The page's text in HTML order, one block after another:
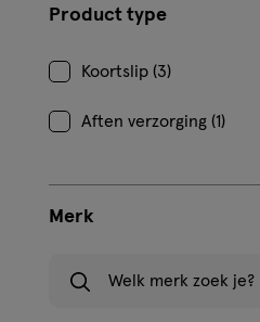
Product type
Koortslip (3)
Aften verzorging (1)
Merk